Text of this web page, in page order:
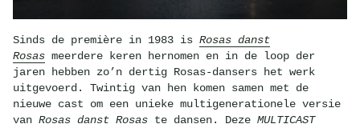
Sinds de première in 1983 is Rosas danst
Rosasmeerdere keren hernomen en in de loop der
jaren hebben zo’n dertig Rosas-dansers het werk
uitgevoerd. Twintig van hen komen samen met de
nieuwe cast om een unieke multigenerationele versie
van Rosas danst Rosaste dansen. Deze MULTICAST